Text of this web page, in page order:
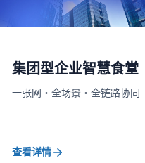
集团型企业智慧食堂
一张网・全场景・全链路协同
查看详情